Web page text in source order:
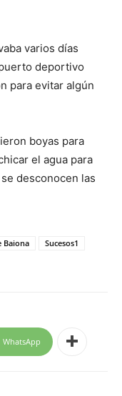
varios días
deportivo
para evitar algún
boyas para
el agua para
desconocen las
Baiona
Sucesos1
WhatsApp